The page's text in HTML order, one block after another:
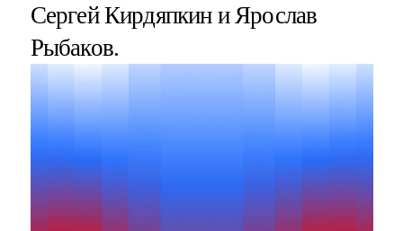
Сергей Кирдяпкин и Ярослав
Рыбаков.